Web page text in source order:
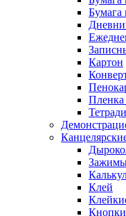
Бумага
Картон
Пленка
Тетради
Клей
Кнопки